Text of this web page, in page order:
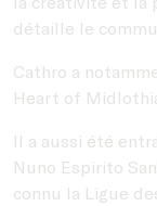
détaille le
Cathro a
Heart of
II a aussi été
Nuno Espirito
connu la Ligue